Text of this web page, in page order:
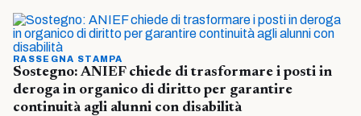
RASSEGNA STAMPA
Sostegno: ANIEF chiede di trasformare i posti in
deroga in organico di diritto per garantire
continuità agli alunni con disabilità